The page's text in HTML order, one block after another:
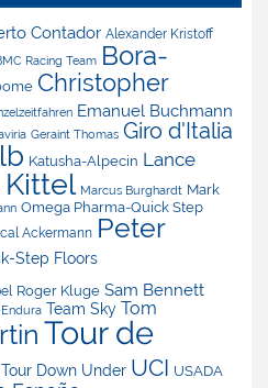
Contador Alexander Kristoff
Racing Team Bora-
Christopher
Emanuel Buchmann
Geraint Thomas Giro d'Italia
Katusha-Alpecin Lance
Kittel Marcus Burghardt Mark
Omega Pharma-Quick Step
Ackermann Peter
Step Floors
Roger Kluge Sam Bennett
Team Sky Tom
Tour de
Tour Down Under UCI USADA